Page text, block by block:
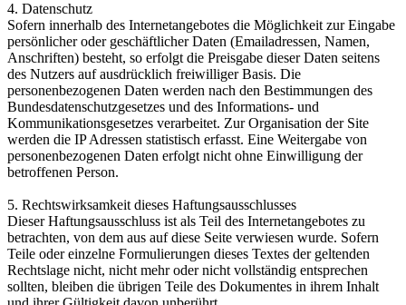
4. Datenschutz
Sofern innerhalb des Internetangebotes die Möglichkeit zur Eingabe
persönlicher oder geschäftlicher Daten (Emailadressen, Namen,
Anschriften) besteht, so erfolgt die Preisgabe dieser Daten seitens
des Nutzers auf ausdrücklich freiwilliger Basis. Die
personenbezogenen Daten werden nach den Bestimmungen des
Bundesdatenschutzgesetzes und des Informations- und
Kommunikationsgesetzes verarbeitet. Zur Organisation der Site
werden die IP Adressen statistisch erfasst. Eine Weitergabe von
personenbezogenen Daten erfolgt nicht ohne Einwilligung der
betroffenen Person.
5. Rechtswirksamkeit dieses Haftungsausschlusses
Dieser Haftungsausschluss ist als Teil des Internetangebotes zu
betrachten, von dem aus auf diese Seite verwiesen wurde. Sofern
Teile oder einzelne Formulierungen dieses Textes der geltenden
Rechtslage nicht, nicht mehr oder nicht vollständig entsprechen
sollten, bleiben die übrigen Teile des Dokumentes in ihrem Inhalt